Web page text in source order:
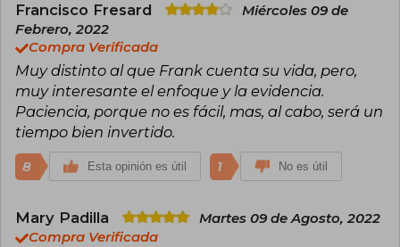
desarrollo personal, siendo ampliamente citado
y estudiado en todo el mundo como un símbolo
de la capacidad humana para hallar sentido en
Francisco Fresard
Miércoles 09 de
Febrero, 2022
Compra Verificada
Muy distinto al que Frank cuenta su vida, pero,
muy interesante el enfoque y la evidencia.
Paciencia, porque no es fácil, mas, al cabo, será un
tiempo bien invertido.
8 Esta opinión es útil 1 No es útil
Mary Padilla
Martes 09 de Agosto, 2022
Compra Verificada